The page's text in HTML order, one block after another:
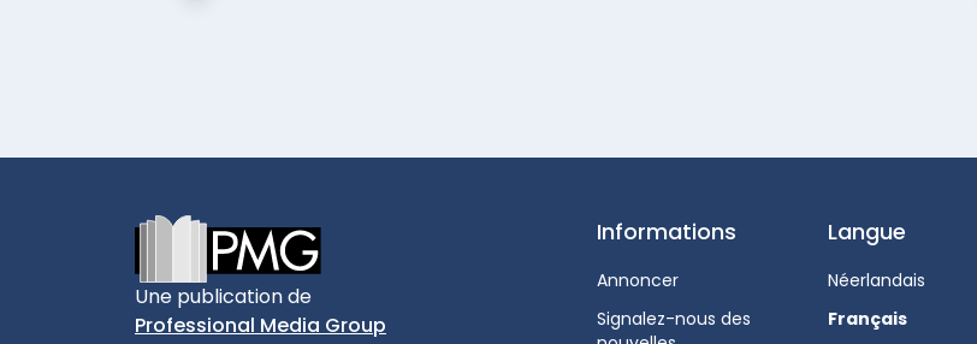
Une publication de
Professional Media Group
Informations
Annoncer
Signalez-nous des
Langue
Néerlandais
Français